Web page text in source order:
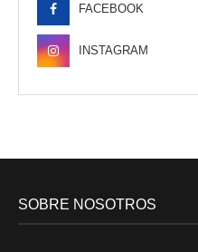
FACEBOOK
INSTAGRAM
SOBRE NOSOTROS